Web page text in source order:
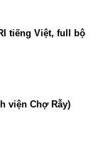
tiếng Việt, full bộ
viện Chợ Rẫy)